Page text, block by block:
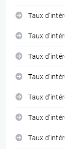
Taux
Taux
Taux
Taux
Taux
Taux
Taux